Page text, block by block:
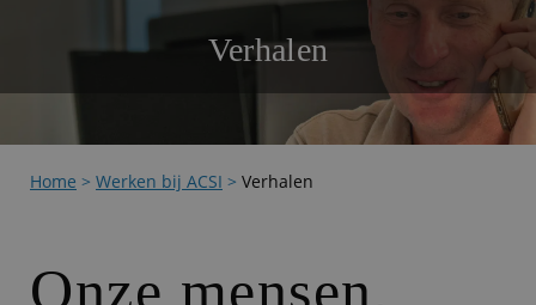
HOME
VOOR KAMPEERDERS
VOOR CAMPINGSKAMPEERNIEUWS
Verhalen
Home > Werken bij ACSI > Verhalen
Onze mensen,